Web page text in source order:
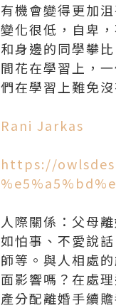
有機會變得更加
變化很低，自卑
和身邊的同學攀
間花在學習上，
們在學習上難免
Rani Jarkas
https://
人際關係：父母
如怕事、不愛說
師等。與人相處
面影響嗎？在處
產分配離婚手續贍